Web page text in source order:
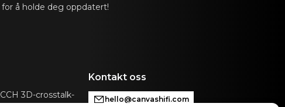
Toslink, Analog, Apple AirPlay 2 (flere rom), Google
App eller andre kontrollenheter. Kontakt vår
for å få hjelp med konfigurasjon hvis du har spesielle
å holde deg oppdatert!
3D-crosstalk-
Kontakt oss
hello@canvashifi.com